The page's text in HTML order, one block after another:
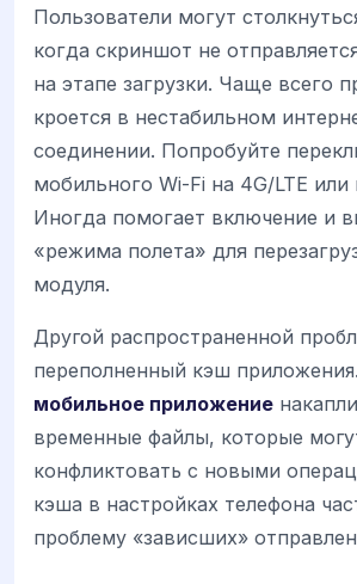
Пользователи могут
когда скриншот не
на этапе загрузки. Чаще всего
кроется в нестабильном
соединении. Попробуйте
мобильного Wi-Fi на 4G/LTE или
Иногда помогает включение и
«режима полета» для
модуля.
Другой распространенной
переполненный кэш
мобильное приложение
временные файлы, которые
конфликтовать с новыми
кэша в настройках телефона
проблему «зависших»